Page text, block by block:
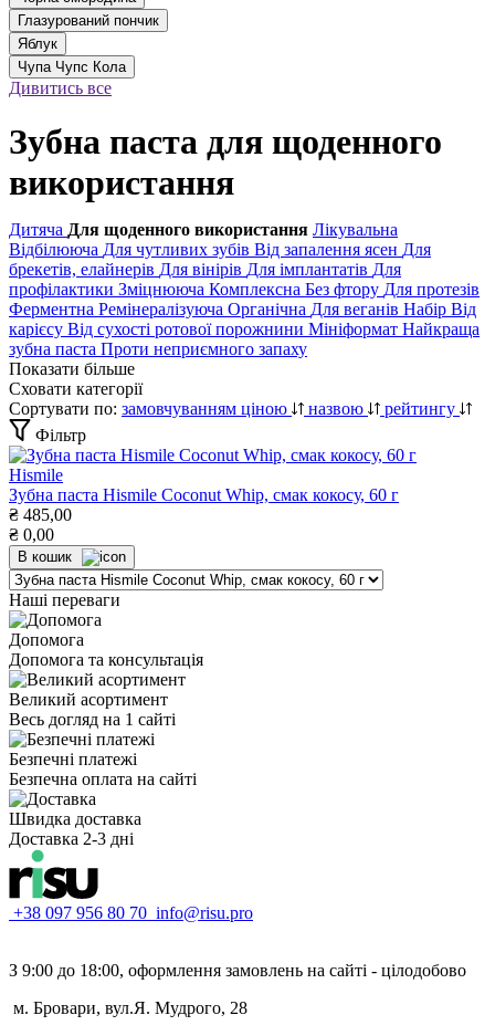
Глазурований пончик
Яблук
Чупа Чупс Кола
Дивитись все
Зубна паста для щоденного
використання
Дитяча Для щоденного використання Лікувальна
Відбілююча Для чутливих зубів Від запалення ясен Для
брекетів, елайнерів Для вінірів Для імплантатів Для
профілактики Зміцнююча Комплексна Без фтору Для протезів
Ферментна Ремінералізуюча Органічна Для веганів Набір Від
карієсу Від сухості ротової порожнини Мініформат Найкраща
зубна паста Проти неприємного запаху
Показати більше
Сховати категорії
Сортувати по: замовчуванням ціною назвою
рейтингу
Фільтр
Hismile
Зубна паста Hismile Coconut Whip, смак кокосу, 60 г
₴ 485,00
₴ 0,00
В кошик
Наші переваги
Допомога
Допомога та консультація
Великий асортимент
Весь догляд на 1 сайті
Безпечні платежі
Безпечна оплата на сайті
Швидка доставка
Доставка 2-3 дні
+38 097 956 80 70 info@risu.pro
З 9:00 до 18:00, оформлення замовлень на сайті - цілодобово
м. Бровари, вул.Я. Мудрого, 28